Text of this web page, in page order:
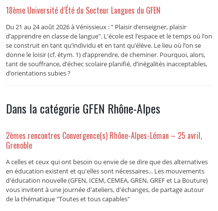
18ème Université d’Été du Secteur Langues du GFEN
Du 21 au 24 août 2026 à Vénissieux : " Plaisir d’enseigner, plaisir
d’apprendre en classe de langue". L'école est l’espace et le temps où l’on
se construit en tant qu’individu et en tant qu’élève. Le lieu où l’on se
donne le loisir (cf. étym. 1) d’apprendre, de cheminer. Pourquoi, alors,
tant de souffrance, d’échec scolaire planifié, d’inégalités inacceptables,
d’orientations subies ?
Dans la catégorie GFEN Rhône-Alpes
2èmes rencontres Convergence(s) Rhône-Alpes-Léman – 25 avril,
Grenoble
A celles et ceux qui ont besoin ou envie de se dire que des alternatives
en éducation existent et qu'elles sont nécessaires... Les mouvements
d'éducation nouvelle (GFEN, ICEM, CEMEA, GREN, GREF et La Bouture)
vous invitent à une journée d'ateliers, d'échanges, de partage autour
de la thématique "Toutes et tous capables"